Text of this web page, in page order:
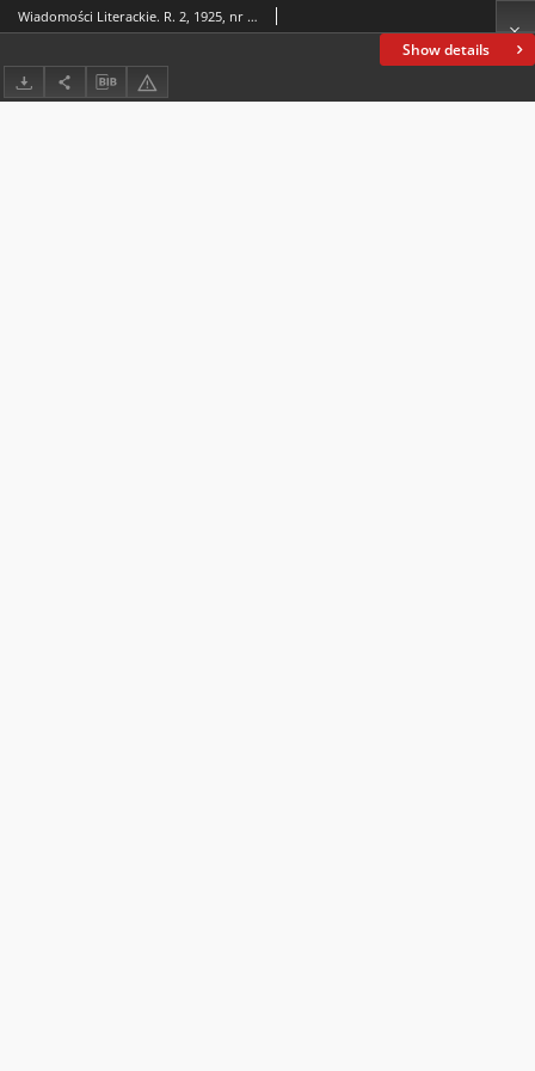
Show details
Wiadomości Literackie. R. 2, 1925, nr 19 (71), 10 V